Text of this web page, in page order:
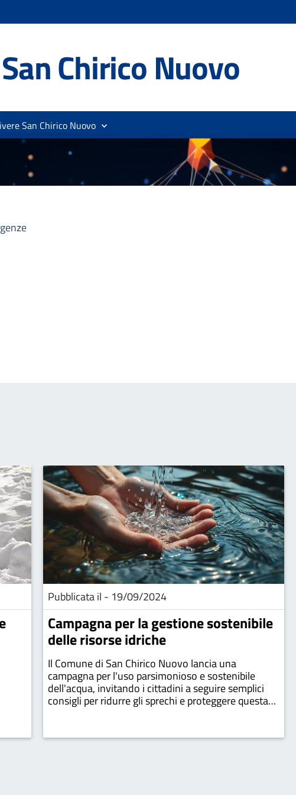
Chirico Nuovo
San Chirico Nuovo
Pubblicata il - 19/09/2024
Campagna per la gestione sostenibile
delle risorse idriche
Il Comune di San Chirico Nuovo lancia una
campagna per l'uso parsimonioso e sostenibile
dell'acqua, invitando i cittadini a seguire semplici
consigli per ridurre gli sprechi e proteggere questa